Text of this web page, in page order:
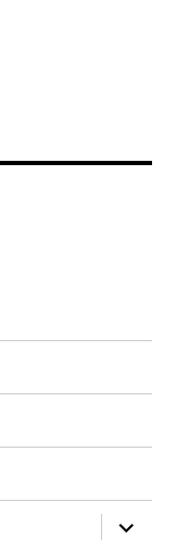
anzeigen